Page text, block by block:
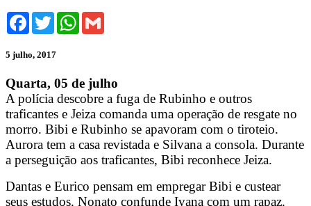
Facebook
TwitterWhatsApp
5 julho, 2017
Quarta, 05 de julho
A polícia descobre a fuga de Rubinho e outros
traficantes e Jeiza comanda uma operação de resgate no
morro. Bibi e Rubinho se apavoram com o tiroteio.
Aurora tem a casa revistada e Silvana a consola. Durante
a perseguição aos traficantes, Bibi reconhece Jeiza.
Dantas e Eurico pensam em empregar Bibi e custear
seus estudos. Nonato confunde Ivana com um rapaz.